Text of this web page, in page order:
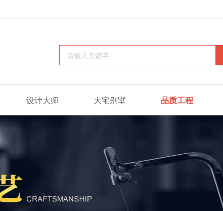
设计大师 大宅别墅 品质工程